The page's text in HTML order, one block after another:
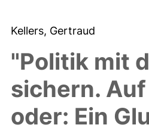
Kellers, Gertraud
"Politik mit
sichern.
oder: Ein